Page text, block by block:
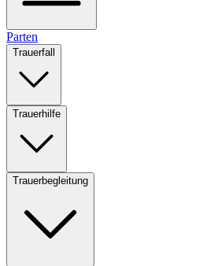
Parten
Trauerfall
Trauerhilfe
Trauerbegleitung